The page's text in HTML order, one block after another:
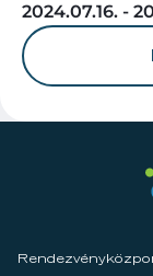
2024.07.16. -